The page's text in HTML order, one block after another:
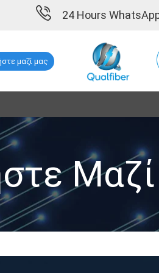
24 Hours
μαζί μας